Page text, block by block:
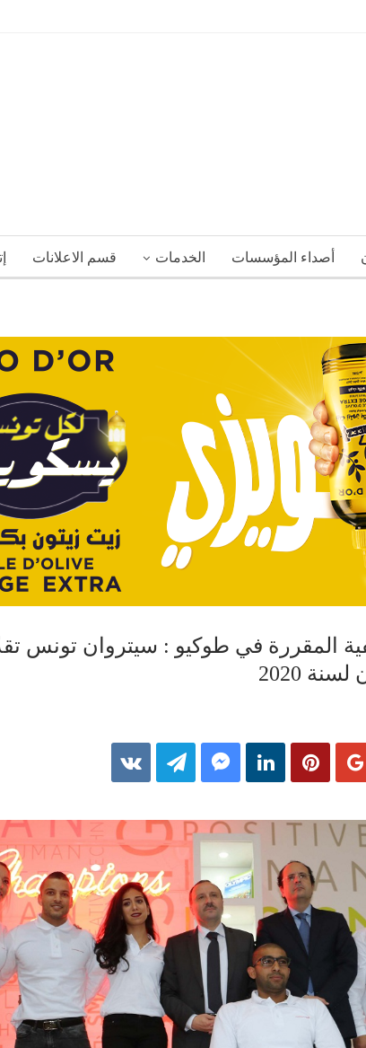
أصداء المؤسسات الخدمات قسم الاعلانات
المقررة في طوكيو : سيتروان تونس
2020